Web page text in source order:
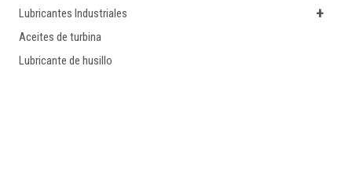
+
Lubricantes Industriales
Aceites de turbina
Lubricante de husillo